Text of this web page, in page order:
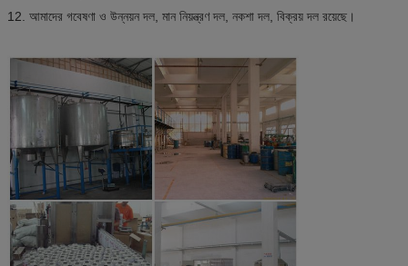
12. আমাদের গবেষণা ও উন্নয়ন দল, মান নিয়ন্ত্রণ দল, নকশা দল, বিক্রয় দল রয়েছে।